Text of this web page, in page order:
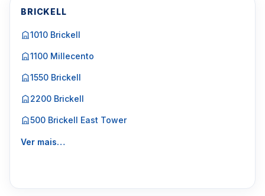
BRICKELL
1010 Brickell
1100 Millecento
1550 Brickell
2200 Brickell
500 Brickell East Tower
Ver mais…